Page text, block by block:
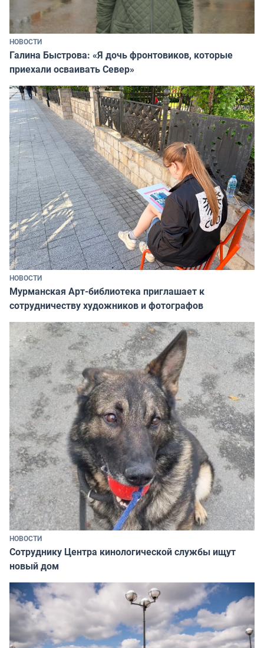
НОВОСТИ
Галина Быстрова: «Я дочь фронтовиков, которые
приехали осваивать Север»
НОВОСТИ
Мурманская Арт-библиотека приглашает к
сотрудничеству художников и фотографов
НОВОСТИ
Сотруднику Центра кинологической службы ищут
новый дом